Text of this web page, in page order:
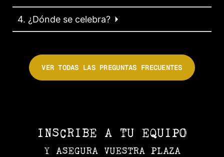
4. ¿Dónde se celebra?
VER TODAS LAS PREGUNTAS FRECUENTES
INSCRIBE A TU EQUIPO
Y ASEGURA VUESTRA PLAZA